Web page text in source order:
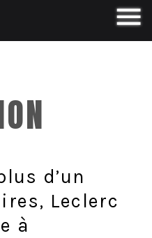
d’un
Leclerc
à